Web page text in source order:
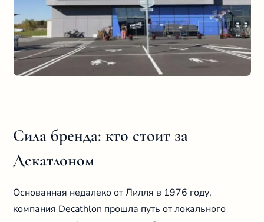
Сила бренда: кто стоит за
Декатлоном
Основанная недалеко от Лилля в 1976 году,
компания Decathlon прошла путь от локального